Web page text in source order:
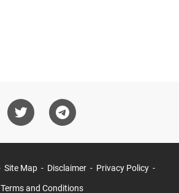
Site Map Disclaimer Privacy Policy
Terms and Conditions